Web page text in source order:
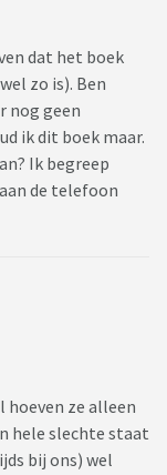
dat het boek
zo is). Ben
nog geen
ik dit boek maar.
Ik begreep
de telefoon
hoeven ze alleen
hele slechte staat
bij ons) wel